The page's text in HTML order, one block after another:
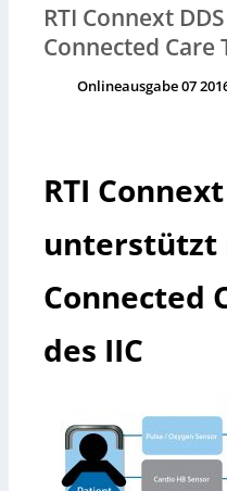
RTI Connext
Connected Care
Onlineausgabe 07
RTI
unterstützt
Connected
des IIC